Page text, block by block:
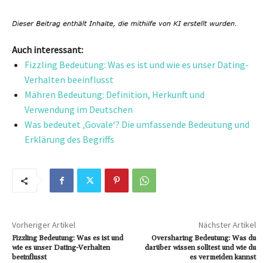
Auch interessant:
Fizzling Bedeutung: Was es ist und wie es unser Dating-
Verhalten beeinflusst
Mähren Bedeutung: Definition, Herkunft und
Verwendung im Deutschen
Was bedeutet ‚Govale‘? Die umfassende Bedeutung und
Erklärung des Begriffs
Vorheriger Artikel
Fizzling Bedeutung: Was es ist und
wie es unser Dating-Verhalten
beeinflusst
Nächster Artikel
Oversharing Bedeutung: Was du
darüber wissen solltest und wie du
es vermeiden kannst